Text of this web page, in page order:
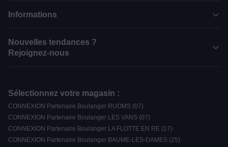
Informations
Nouvelles tendances ?
Rejoignez-nous
Sélectionnez votre magasin :
CONNEXION Partenaire Boulanger RUOMS (07)
CONNEXION Partenaire Boulanger LES VANS (07)
CONNEXION Partenaire Boulanger LA FLOTTE EN RE (17)
CONNEXION Partenaire Boulanger BAUME-LES-DAMES (25)